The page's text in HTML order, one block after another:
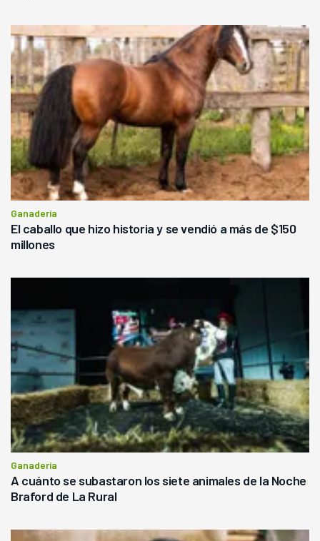
Ganadería
El caballo que hizo historia y se vendió a más de $150
millones
Ganadería
A cuánto se subastaron los siete animales de la Noche
Braford de La Rural